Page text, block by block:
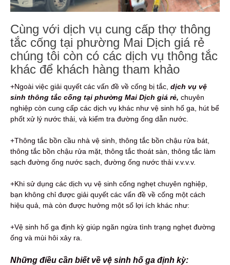
Cùng với dịch vụ cung cấp thợ thông
tắc cống tại phường Mai Dịch giá rẻ
chúng tôi còn có các dịch vụ thông tắc
khác để khách hàng tham khảo
+Ngoài việc giải quyết các vấn đề về cống bị tắc, dịch vụ vệ
sinh thông tắc cống tại phường Mai Dịch giá rẻ, chuyên
nghiệp còn cung cấp các dịch vụ khác như vệ sinh hố ga, hút bể
phốt xử lý nước thải, và kiểm tra đường ống dẫn nước.
+Thông tắc bồn cầu nhà vệ sinh, thông tắc bồn chậu rửa bát,
thông tắc bồn chậu rửa mặt, thông tắc thoát sàn, thông tắc làm
sạch đường ống nước sạch, đường ống nước thải v.v.v.v.
+Khi sử dụng các dịch vụ vệ sinh cống nghẹt chuyên nghiệp,
bạn không chỉ được giải quyết các vấn đề về cống một cách
hiệu quả, mà còn được hưởng một số lợi ích khác như:
+Vệ sinh hố ga định kỳ giúp ngăn ngừa tình trạng nghẹt đường
ống và mùi hôi xảy ra.
Những điều cần biết về vệ sinh hố ga định kỳ: